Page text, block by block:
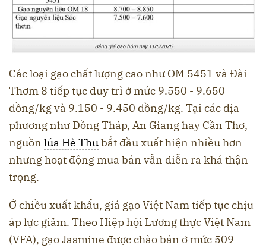
Các loại gạo chất lượng cao như OM 5451 và Đài
Thơm 8 tiếp tục duy trì ở mức 9.550 - 9.650
đồng/kg và 9.150 - 9.450 đồng/kg. Tại các địa
phương như Đồng Tháp, An Giang hay Cần Thơ,
nguồn lúa Hè Thubắt đầu xuất hiện nhiều hơn
nhưng hoạt động mua bán vẫn diễn ra khá thận
trọng.
Ở chiều xuất khẩu, giá gạo Việt Nam tiếp tục chịu
áp lực giảm. Theo Hiệp hội Lương thực Việt Nam
(VFA), gạo Jasmine được chào bán ở mức 509 -